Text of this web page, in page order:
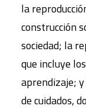
la
construcción
sociedad; la
que incluye
aprendizaje;
de cuidados,